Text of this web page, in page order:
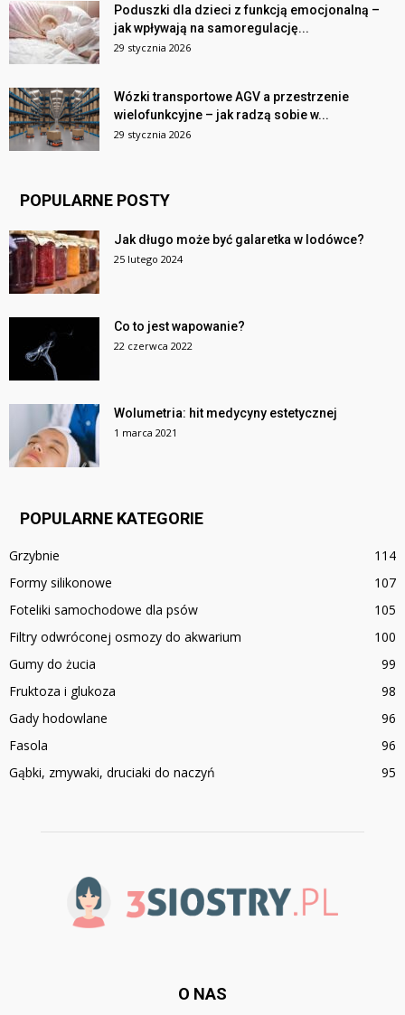
Poduszki dla dzieci z funkcją emocjonalną –
jak wpływają na samoregulację...
29 stycznia 2026
Wózki transportowe AGV a przestrzenie
wielofunkcyjne – jak radzą sobie w...
29 stycznia 2026
POPULARNE POSTY
Jak długo może być galaretka w lodówce?
25 lutego 2024
Co to jest wapowanie?
22 czerwca 2022
Wolumetria: hit medycyny estetycznej
1 marca 2021
POPULARNE KATEGORIE
Grzybnie
114
Formy silikonowe
107
Foteliki samochodowe dla psów
105
Filtry odwróconej osmozy do akwarium
100
Gumy do żucia
99
Fruktoza i glukoza
98
Gady hodowlane
96
Fasola
96
Gąbki, zmywaki, druciaki do naczyń
95
O NAS